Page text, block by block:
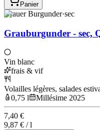
Panier
Grauer Burgunder·sec
Grauburgunder - sec,
Vin blanc
frais & vif
Volailles légères, salades
0,75 l
Millésime 2025
7,40 €
9,87 € / l